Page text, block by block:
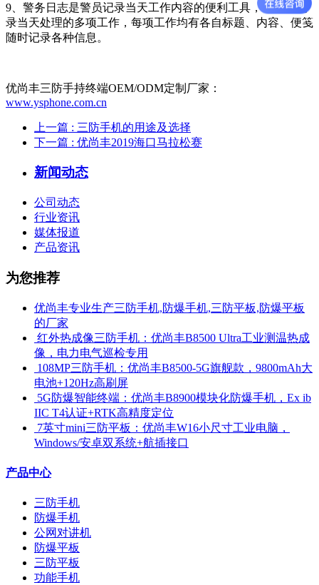
9、警务日志是警员记录当天工作内容的便利工具，可详细记
录当天处理的多项工作，每项工作均有各自标题、内容、便笺
随时记录各种信息。
优尚丰三防手持终端OEM/ODM定制厂家：
www.ysphone.com.cn
上一篇 : 三防手机的用途及选择
下一篇 : 优尚丰2019海口马拉松赛
新闻动态
公司动态
行业资讯
媒体报道
产品资讯
为您推荐
优尚丰专业生产三防手机,防爆手机,三防平板,防爆平板
的厂家
​ 红外热成像三防手机：优尚丰B8500 Ultra工业测温热成
像，电力电气巡检专用
​ 108MP三防手机：优尚丰B8500-5G旗舰款，9800mAh大
电池+120Hz高刷屏
​ 5G防爆智能终端：优尚丰B8900模块化防爆手机，Ex ib
IIC T4认证+RTK高精度定位
​ 7英寸mini三防平板：优尚丰W16小尺寸工业电脑，
Windows/安卓双系统+航插接口
产品中心
三防手机
防爆手机
公网对讲机
防爆平板
三防平板
功能手机